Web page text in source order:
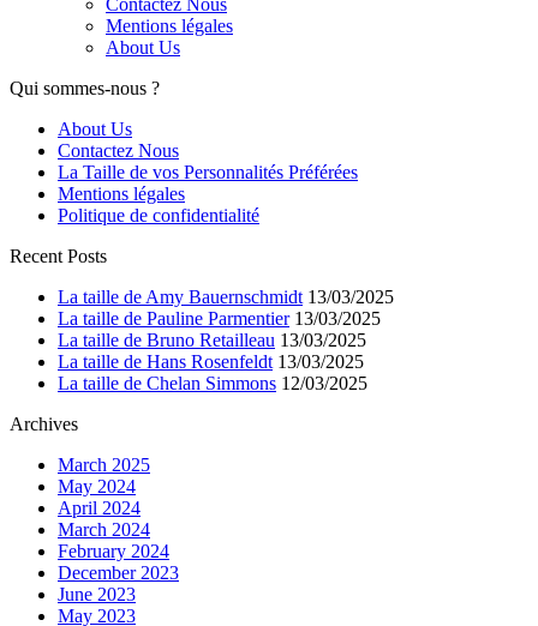
Contactez Nous
Mentions légales
About Us
Qui sommes-nous ?
About Us
Contactez Nous
La Taille de vos Personnalités Préférées
Mentions légales
Politique de confidentialité
Recent Posts
La taille de Amy Bauernschmidt 13/03/2025
La taille de Pauline Parmentier 13/03/2025
La taille de Bruno Retailleau 13/03/2025
La taille de Hans Rosenfeldt 13/03/2025
La taille de Chelan Simmons 12/03/2025
Archives
March 2025
May 2024
April 2024
March 2024
February 2024
December 2023
June 2023
May 2023